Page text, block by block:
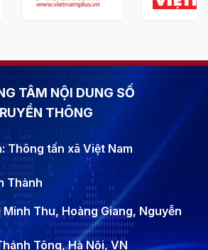
TÂM NỘI DUNG SỐ
THÔNG
Thông tấn xã Việt Nam
Thành
Minh Thu, Hoàng Giang, Nguyễn
Tông, Hà Nội, VN